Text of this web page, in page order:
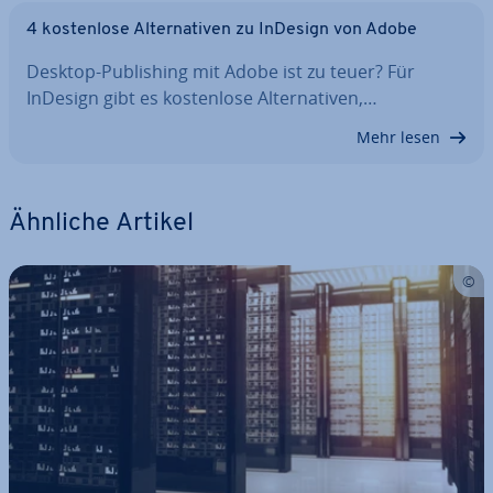
4 kos­ten­lo­se Al­ter­na­ti­ven zu InDesign von Adobe
Desktop-Pu­bli­shing mit Adobe ist zu teuer? Für
InDesign gibt es kos­ten­lo­se Al­ter­na­ti­ven,…
Mehr lesen
Ähnliche Artikel